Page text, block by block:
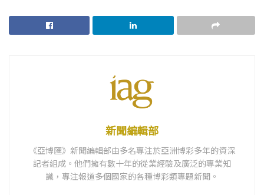
新聞編輯部
《亞博匯》新聞編輯部由多名專注於亞洲博彩多年的資深
記者組成。他們擁有數十年的從業經驗及廣泛的專業知
識，專注報道多個國家的各種博彩類專題新聞。